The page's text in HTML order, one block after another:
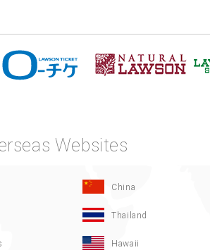
Websites
China
Thailand
Hawaii